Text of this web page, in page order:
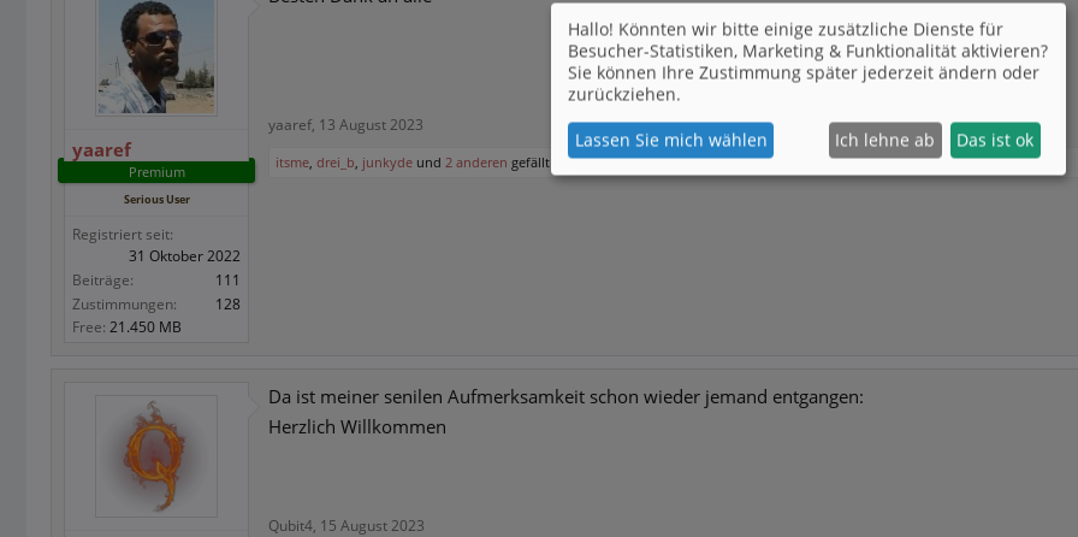
yaaref
Premium
Serious User
Registriert seit:
31 Oktober 2022
Beiträge:
111
Zustimmungen:
128
Free: 21.450 MB
yaaref, 13 August 2023
itsme, drei_b, junkyde und 2 anderen gefällt das.
Da ist meiner senilen Aufmerksamkeit schon wieder jemand entgangen:
Herzlich Willkommen
Qubit4, 15 August 2023
Hallo! Könnten wir bitte einige zusätzliche Dienste für
Besucher-Statistiken, Marketing & Funktionalität aktivieren?
Sie können Ihre Zustimmung später jederzeit ändern oder
zurückziehen.
Lassen Sie mich wählen Ich lehne ab Das ist ok